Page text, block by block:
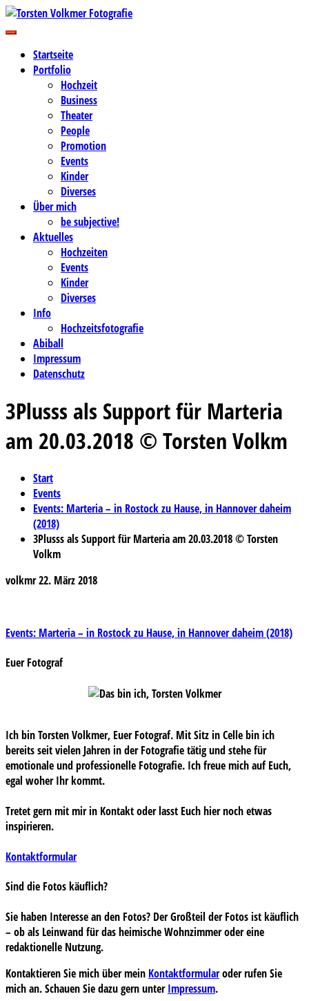
Zum
Inhalt
Torsten Volkmer Fotografie
Business-, Portrait- und Hochzeitsfotografie
Startseite
Portfolio
Hochzeit
Business
Theater
People
Promotion
Events
Kinder
Diverses
Über mich
be subjective!
Aktuelles
Hochzeiten
Events
Kinder
Diverses
Info
Hochzeitsfotografie
Abiball
Impressum
Datenschutz
3Plusss als Support für Marteria
am 20.03.2018 © Torsten Volkm
Start
Events
Events: Marteria – in Rostock zu Hause, in Hannover daheim
(2018)
3Plusss als Support für Marteria am 20.03.2018 © Torsten
Volkm
volkmr22. März 2018
Beitragsnavigation
Events: Marteria – in Rostock zu Hause, in Hannover daheim (2018)
Euer Fotograf
Ich bin Torsten Volkmer, Euer Fotograf. Mit Sitz in Celle bin ich
bereits seit vielen Jahren in der Fotografie tätig und stehe für
emotionale und professionelle Fotografie. Ich freue mich auf Euch,
egal woher Ihr kommt.
Tretet gern mit mir in Kontakt oder lasst Euch hier noch etwas
inspirieren.
Kontaktformular
Sind die Fotos käuflich?
Sie haben Interesse an den Fotos? Der Großteil der Fotos ist käuflich
– ob als Leinwand für das heimische Wohnzimmer oder eine
redaktionelle Nutzung.
Kontaktieren Sie mich über mein Kontaktformularoder rufen Sie
mich an. Schauen Sie dazu gern unterImpressum.